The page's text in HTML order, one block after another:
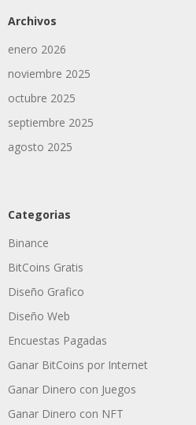
Archivos
enero 2026
noviembre 2025
octubre 2025
septiembre 2025
agosto 2025
Categorias
Binance
BitCoins Gratis
Diseño Grafico
Diseño Web
Encuestas Pagadas
Ganar BitCoins por Internet
Ganar Dinero con Juegos
Ganar Dinero con NFT